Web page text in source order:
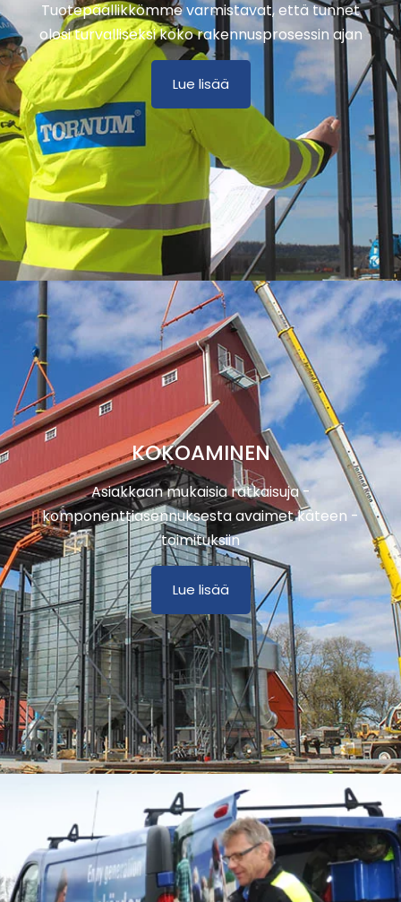
Tuotepäällikkömme varmistavat, että tunnet
olosi turvalliseksi koko rakennusprosessin ajan
Lue lisää
KOKOAMINEN
Asiakkaan mukaisia ratkaisuja -
komponenttiasennuksesta avaimet käteen -
toimituksiin
Lue lisää